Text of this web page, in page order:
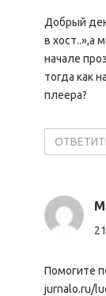
Добрый
в хост..»,а
начале
тогда как
плеера?
Помогите
jurnalo.ru/